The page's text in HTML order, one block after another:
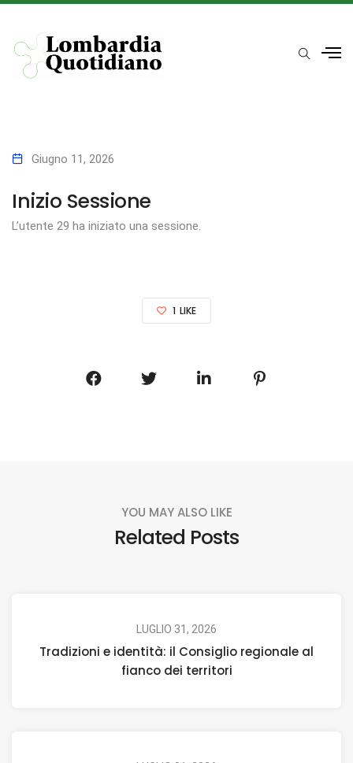
Giugno 11, 2026
Inizio Sessione
L’utente 29 ha iniziato una sessione.
1 LIKE
YOU MAY ALSO LIKE
Related Posts
LUGLIO 31, 2026
Tradizioni e identità: il Consiglio regionale al
fianco dei territori